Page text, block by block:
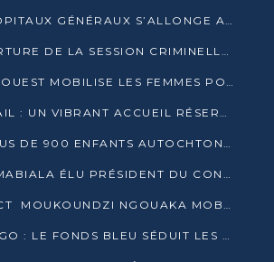
LA LISTE DES HÔPITAUX GÉNÉRAUX S’ALLONGE AU CONGO
JUSTICE : OUVERTURE DE LA SESSION CRIMINELLE À BRAZZAVILLE AVEC 52 DOSSIERS AU RÔLE
L’OFC CUVETTE-OUEST MOBILISE LES FEMMES POUR ACCUEILLIR LE PRÉSIDENT DE LA RÉPUBLIQUE
VISITE DE TRAVAIL : UN VIBRANT ACCUEIL RÉSERVÉ À DENIS SASSOU-N’GUESSO PAR L’ASSOCIATION « LES AMIS DE WOMO »
LÉKOUMOU : PLUS DE 900 ENFANTS AUTOCHTONES REÇOIVENT DES KITS SCOLAIRES GRÂCE À L’ESPACE OPOKO
PASCAL TSATY-MABIALA ÉLU PRÉSIDENT DU CONSEIL NATIONAL DE L’UPADS
LA SECTION 1-PCT MOUKOUNDZI NGOUAKA MOBILISE 100 000 FCFA POUR LE 6ᵉ CONGRÈS DU PARTI
BASSIN DU CONGO : LE FONDS BLEU SÉDUIT LES BAILLEURS À BELÉM